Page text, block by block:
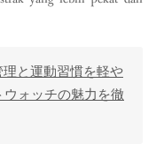
理と運動習慣を軽や
ォッチの魅力を徹